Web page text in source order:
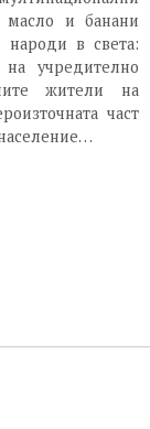
масло и банани
в света:
учредително
жители на
част